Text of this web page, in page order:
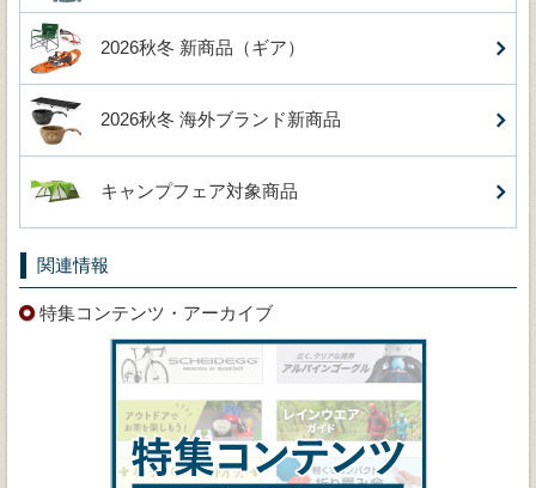
2026秋冬 新商品（ギア）
2026秋冬 海外ブランド新商品
キャンプフェア対象商品
関連情報
特集コンテンツ・アーカイブ